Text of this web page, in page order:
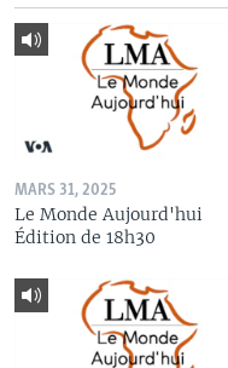
MARS 31, 2025
Le Monde Aujourd'hui
Édition de 18h30